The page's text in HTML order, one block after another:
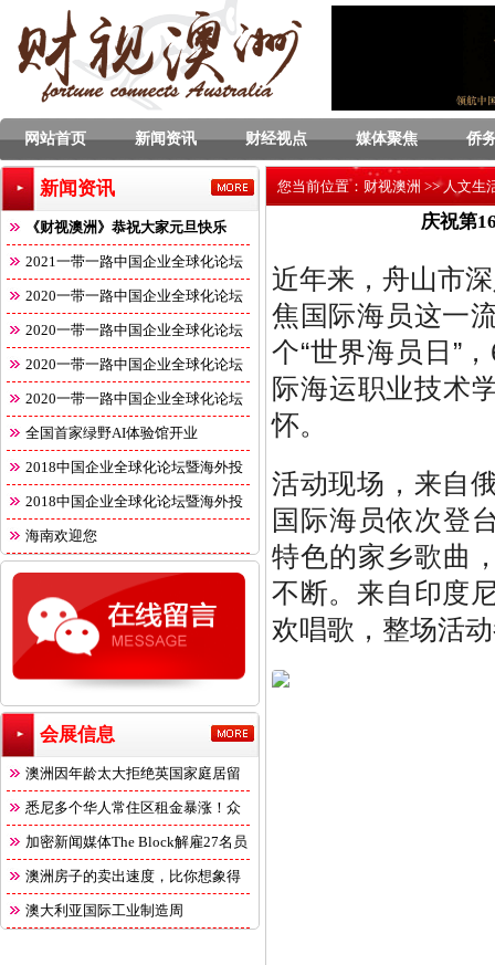
网站首页 新闻资讯 财经视点 媒体聚焦 侨
新闻资讯
《财视澳洲》恭祝大家元旦快乐
2021一带一路中国企业全球化论坛
2020一带一路中国企业全球化论坛
2020一带一路中国企业全球化论坛
2020一带一路中国企业全球化论坛
2020一带一路中国企业全球化论坛
全国首家绿野AI体验馆开业
2018中国企业全球化论坛暨海外投
2018中国企业全球化论坛暨海外投
海南欢迎您
会展信息
澳洲因年龄太大拒绝英国家庭居留
悉尼多个华人常住区租金暴涨！众
多 加密新闻媒体The Block解雇27名员
澳洲房子的卖出速度，比你想象得
快 澳大利亚国际工业制造周
您当前位置： 财视澳洲 >>人文生
庆祝第
近年来，舟山市
焦国际海员这一
个“世界海员日”
际海运职业技术
怀。
活动现场，来自
国际海员依次登
特色的家乡歌曲
不断。来自印度
欢唱歌，整场活